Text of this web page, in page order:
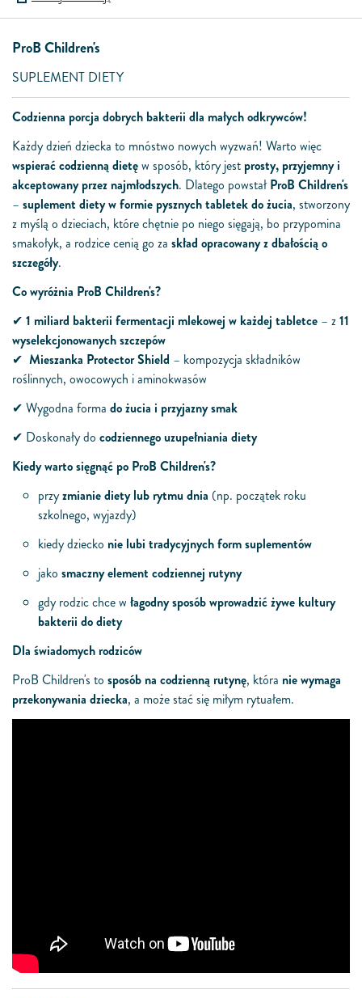
ProB Children's
SUPLEMENT DIETY
Codzienna porcja dobrych bakterii dla małych odkrywców!
Każdy dzień dziecka to mnóstwo nowych wyzwań! Warto więc
wspierać codzienną dietęw sposób, któryjest prosty, przyjemny i
akceptowany przez najmłodszych. Dlatego powstałProB Children's
– suplement dietywformie pysznychtabletekdożucia, stworzony
z myślą o dzieciach, które chętnie po niego sięgają, bo przypomina
smakołyk, a rodzice cenią go za skład opracowanyzdbałością o
szczegóły.
Cowyróżnia ProB Children's?
✔ 1 miliard bakterii fermentacji mlekowej w każdej tabletce – z11
wyselekcjonowanych szczepów
✔ Mieszanka Protector Shield – kompozycja składników
roślinnych, owocowych iaminokwasów
✔ Wygodna forma dożucia i przyjazny smak
✔ Doskonałydo codziennego uzupełniania diety
Kiedywartosięgnąć po ProB Children's?
przyzmianie diety lub rytmu dnia (np. początek roku
szkolnego, wyjazdy)
kiedy dziecko nie lubi tradycyjnych form suplementów
jako smaczny element codziennej rutyny
gdy rodzic chce w łagodny sposób wprowadzić żywe kultury
bakterii do diety
Dla świadomych rodziców
ProB Children's to sposób na codzienną rutynę, która niewymaga
przekonywania dziecka, a może stać się miłym rytuałem.